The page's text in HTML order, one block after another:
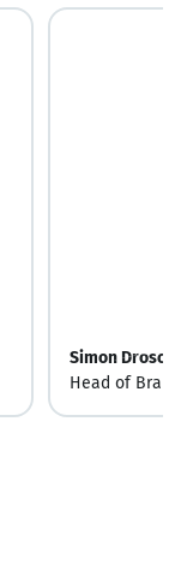
Simon Droscha
Head of